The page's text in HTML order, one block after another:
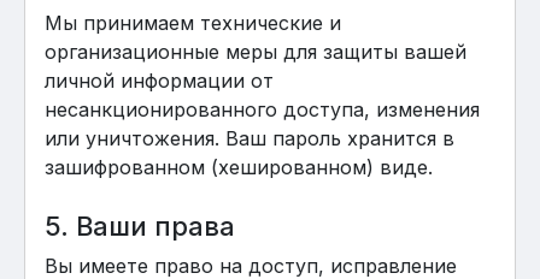
Мы принимаем технические и
организационные меры для защиты вашей
личной информации от
несанкционированного доступа, изменения
или уничтожения. Ваш пароль хранится в
зашифрованном (хешированном) виде.
5. Ваши права
Вы имеете право на доступ, исправление